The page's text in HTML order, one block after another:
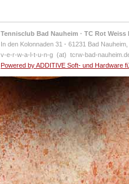
Tennisclub Bad Nauheim · TC Rot Weiss
In den Kolonnaden 31 · 61231 Bad
v-e-r-w-a-l-t-u-n-g (at) tcrw-bad-
Powered by ADDITIVE Soft- und Hardware